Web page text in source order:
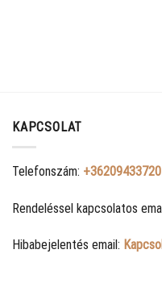
KAPCSOLAT
Telefonszám: +36209433720
Rendeléssel kapcsolatos
Hibabejelentés email: